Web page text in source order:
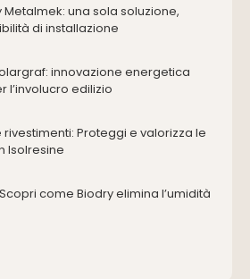
fissaggi
e depurazione
e climatizzazione
Metalmek: una sola soluzione,
di installazione
innovazione energetica
l’involucro edilizio
Proteggi e valorizza le
Isolresine
come Biodry elimina l’umidità